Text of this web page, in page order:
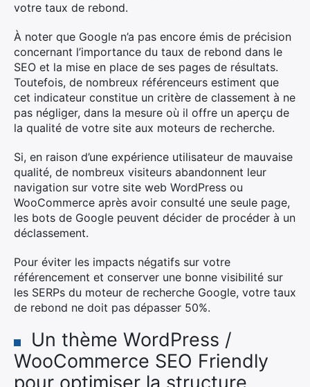
votre taux de rebond.
À noter que Google n’a pas encore émis de précision
concernant l’importance du taux de rebond dans le
SEO et la mise en place de ses pages de résultats.
Toutefois, de nombreux référenceurs estiment que
cet indicateur constitue un critère de classement à ne
pas négliger, dans la mesure où il offre un aperçu de
la qualité de votre site aux moteurs de recherche.
Si, en raison d’une expérience utilisateur de mauvaise
qualité, de nombreux visiteurs abandonnent leur
navigation sur votre site web WordPress ou
WooCommerce après avoir consulté une seule page,
les bots de Google peuvent décider de procéder à un
déclassement.
Pour éviter les impacts négatifs sur votre
référencement et conserver une bonne visibilité sur
les SERPs du moteur de recherche Google, votre taux
de rebond ne doit pas dépasser 50%.
Un thème WordPress /
WooCommerce SEO Friendly